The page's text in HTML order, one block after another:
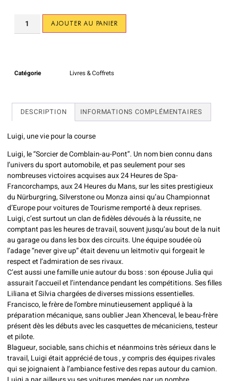
AJOUTER AU PANIER
Catégorie Livres & Coffrets
DESCRIPTION INFORMATIONS COMPLÉMENTAIRES
Luigi, une vie pour la course
Luigi, le “Sorcier de Comblain-au-Pont”. Un nom bien connu dans
l’univers du sport automobile, et pas seulement pour ses
nombreuses victoires acquises aux 24 Heures de Spa-
Francorchamps, aux 24 Heures du Mans, sur les sites prestigieux
du Nürburgring, Silverstone ou Monza ainsi qu’au Championnat
d’Europe pour voitures de Tourisme remporté à deux reprises.
Luigi, c’est surtout un clan de fidèles dévoués à la réussite, ne
comptant pas les heures de travail, souvent jusqu’au bout de la nuit
au garage ou dans les box des circuits. Une équipe soudée où
l’adage “never give up” était devenu un leitmotiv qui forgeait le
respect et l’admiration de ses rivaux.
C’est aussi une famille unie autour du boss : son épouse Julia qui
assurait l’accueil et l’intendance pendant les compétitions. Ses filles
Liliana et Silvia chargées de diverses missions essentielles.
Francisco, le frère de l’ombre minutieusement appliqué à la
préparation mécanique, sans oublier Jean Xhenceval, le beau-frère
présent dès les débuts avec les casquettes de mécaniciens, testeur
et pilote.
Blagueur, sociable, sans chichis et néanmoins très sérieux dans le
travail, Luigi était apprécié de tous , y compris des équipes rivales
qui se joignaient à l’ambiance festive des repas autour du camion.